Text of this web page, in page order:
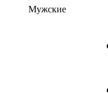
Мужские